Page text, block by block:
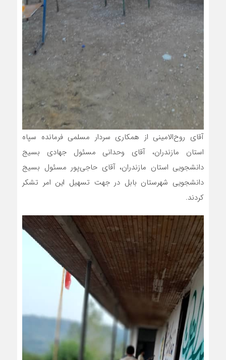
آقای روح‌الامینی از همکاری سردار مسلمی فرمانده سپاه
استان مازندران، آقای وحدانی مسئول جهادی بسیج
دانشجویی استان مازندران، آقای حاجی‌پور مسئول بسیج
دانشجویی شهرستان بابل در جهت تسهیل این امر تشکر
کردند.